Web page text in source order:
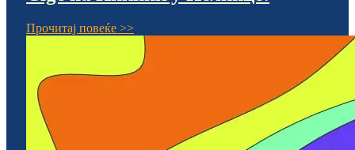
Прочитај повеќе >>